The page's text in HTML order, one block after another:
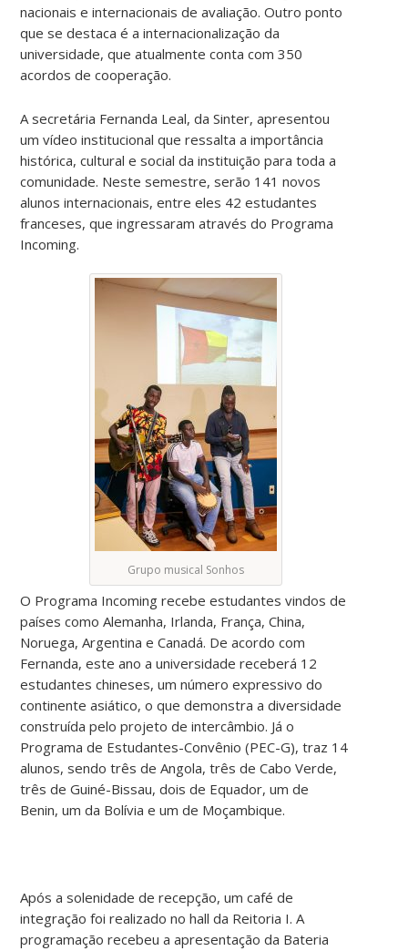
nacionais e internacionais de avaliação. Outro ponto
que se destaca é ainternacionalização da
universidade, que atualmente conta com 350
acordos de cooperação.
A secretária Fernanda Leal, da Sinter, apresentou
um vídeo institucional que ressalta a importância
histórica, cultural e social da instituição para toda a
comunidade. Neste semestre, serão 141 novos
alunos internacionais, entre eles 42 estudantes
franceses, que ingressaram através do Programa
Incoming.
Grupo musical Sonhos
O Programa Incoming recebe estudantes vindos de
países como Alemanha, Irlanda, França, China,
Noruega, Argentina e Canadá. De acordo com
Fernanda, este ano a universidade receberá 12
estudantes chineses, um número expressivo do
continente asiático, o que demonstra a diversidade
construída pelo projeto de intercâmbio. Já o
Programa de Estudantes-Convênio (PEC-G), traz 14
alunos, sendo três de Angola, três de Cabo Verde,
três de Guiné-Bissau, dois de Equador, um de
Benin, um da Bolívia e um de Moçambique.
Após a solenidade de recepção, um café de
integração foi realizado no hall da Reitoria I. A
programação recebeu a apresentação da Bateria